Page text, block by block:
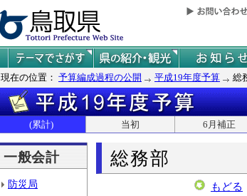
現在の位置： 予算編成過程の公開 平成19年度予算 総
(累計) 当初 6月補正
一般会計
防災局
総務部
もどる